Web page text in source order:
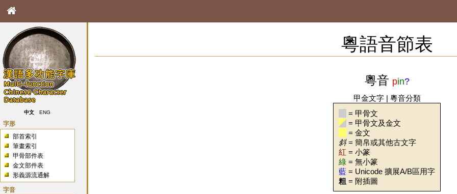
中文 ENG
字形
部首索引
筆畫索引
甲骨部件表
金文部件表
形義源流通解
字音
粵語音節表
粵音 pin?
甲金文字| 粵音分類
= 甲骨文
= 甲骨文及金文
= 金文
斜= 簡帛或其他古文字
紅 = 小篆
綠 = 無小篆
藍 = Unicode 擴展A/B區用字
粗 = 附插圖